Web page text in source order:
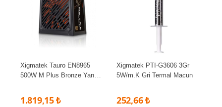
Xigmatek Tauro EN8965
500W M Plus Bronze Yarı
1.819,15 ₺
Xigmatek PTI-G3606 3Gr
5W/m.K Gri Termal Macun
252,66 ₺